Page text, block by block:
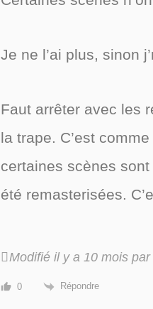
Je ne l’ai plus, sinon
Faut arrêter avec les
la trape. C’est
certaines scènes
été remasterisées.
Modifié il y a 10 mois par
0 Répondre